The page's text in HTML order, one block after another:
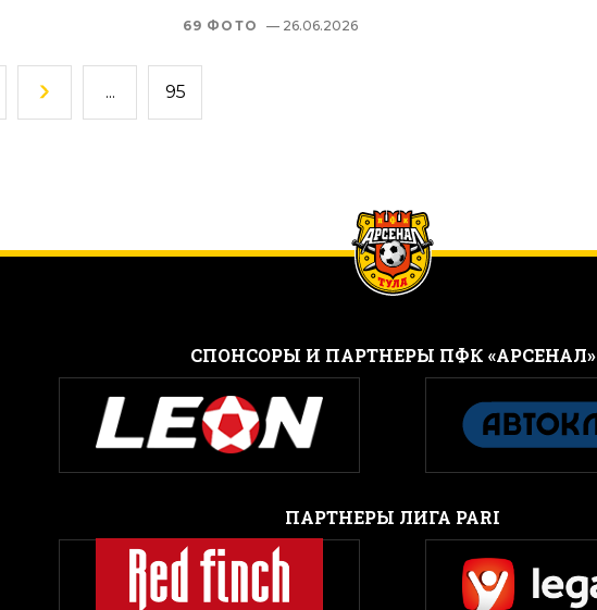
69 ФОТО — 26.06.2026
... 95
CПОНСОРЫ И ПАРТНЕРЫ ПФК «АРСЕНАЛ»
ПАРТНЕРЫ ЛИГА PARI